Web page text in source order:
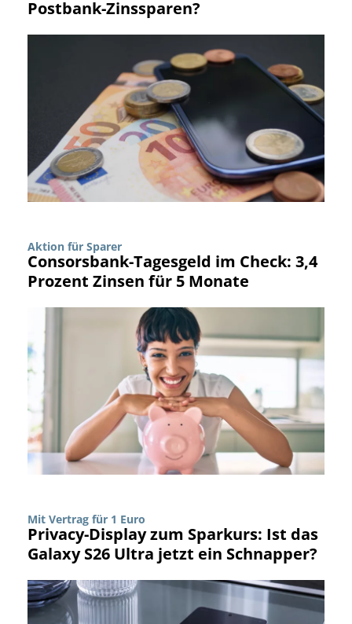
Postbank-Zinssparen?
Aktion für Sparer
Consorsbank-Tagesgeld im Check: 3,4
Prozent Zinsen für 5 Monate
Mit Vertrag für 1 Euro
Privacy-Display zum Sparkurs: Ist das
Galaxy S26 Ultra jetzt ein Schnapper?